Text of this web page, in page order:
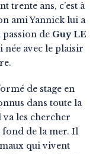
trente ans, c’est à
ami Yannick lui a
passion de Guy LE
née avec le plaisir
de stage en
dans toute la
va les chercher
fond de la mer. Il
qui vivent